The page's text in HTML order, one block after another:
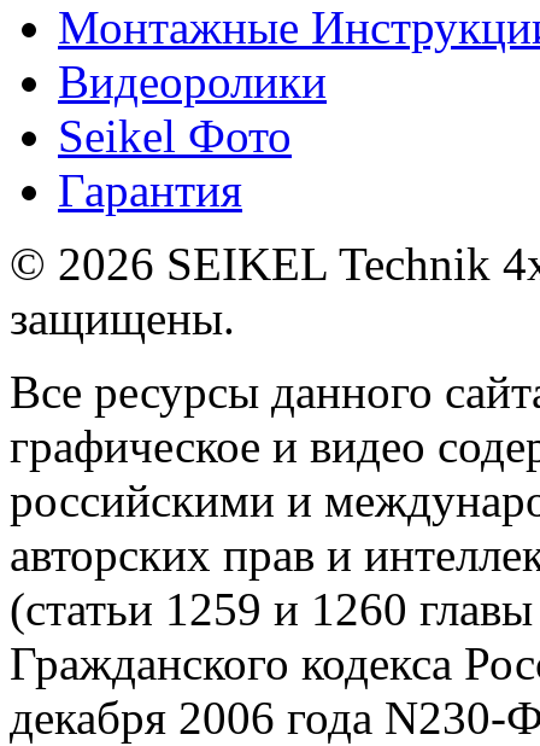
Монтажные
Видеоролики
Seikel Фото
Гарантия
© 2026 SEIKEL Technik
защищены.
Все ресурсы данного
графическое и видео
российскими и
авторских прав и
(статьи 1259 и 1260
Гражданского кодекса
декабря 2006 года N230-